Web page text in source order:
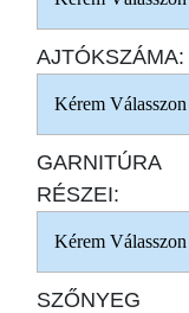
AJTÓKSZÁMA:
GARNITÚRA
RÉSZEI:
SZŐNYEG